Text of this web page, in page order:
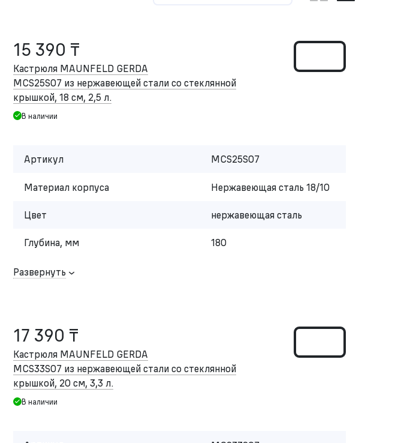
15 390 ₸
Кастрюля MAUNFELD GERDA
MCS25S07 из нержавеющей стали со стеклянной
крышкой, 18 см, 2,5 л.
В наличии
Артикул MCS25S07
Материал корпуса Нержавеющая сталь 18/10
Цвет нержавеющая сталь
Глубина, мм 180
Развернуть
17 390 ₸
Кастрюля MAUNFELD GERDA
MCS33S07 из нержавеющей стали со стеклянной
крышкой, 20 см, 3,3 л.
В наличии